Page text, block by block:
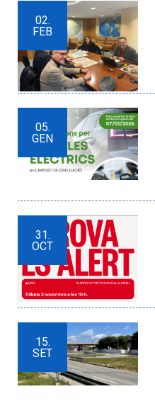
02.
FEB
05.
GEN
31.
OCT
15.
SET